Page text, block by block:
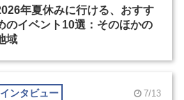
年夏休みに行ける、おすす
のイベント10選：そのほかの
域
インタビュー 7/13